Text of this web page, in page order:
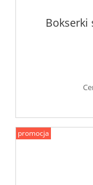
Bokserki
promocja